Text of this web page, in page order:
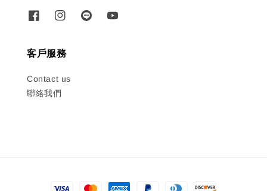
客戶服務
Contact us
聯絡我們